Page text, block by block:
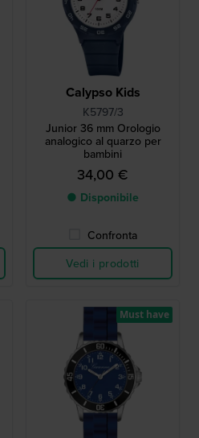
Calypso Kids
K5797/3
Junior 36 mm Orologio
analogico al quarzo per
bambini
34,00 €
● Disponibile
Confronta
Vedi i prodotti
Must have